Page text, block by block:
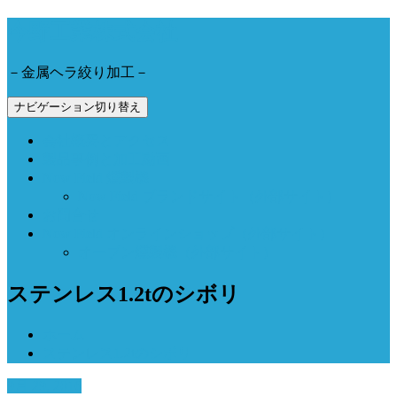
－金属ヘラ絞り加工－
ナビゲーション切り替え
ステンレス1.2tのシボリ